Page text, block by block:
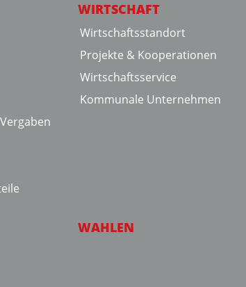
WIRTSCHAFT
Wirtschaftsstandort
Projekte & Kooperationen
Wirtschaftsservice
Kommunale Unternehmen
WAHLEN